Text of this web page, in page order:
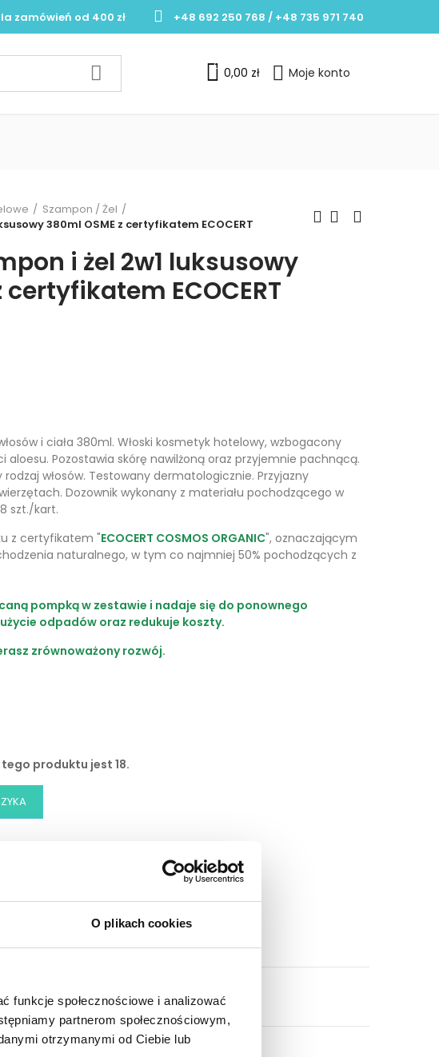
O plikach cookies
funkcje społecznościowe i analizować
partnerom społecznościowym,
otrzymanymi od Ciebie lub
zamówień od 400 zł +48 692 250 768 / +48 735 971 740
0 0,00 zł Moje konto
Szampon / Żel
380ml OSME z certyfikatem ECOCERT
i żel 2w1 luksusowy
certyfikatem ECOCERT
i ciała 380ml. Włoski kosmetyk hotelowy, wzbogacony
aloesu. Pozostawia skórę nawilżoną oraz przyjemnie pachnącą.
włosów. Testowany dermatologicznie. Przyjazny
Dozownik wykonany z materiału pochodzącego w
szt./kart.
z certyfikatem "ECOCERT COSMOS ORGANIC", oznaczającym
naturalnego, w tym co najmniej 50% pochodzących z
pompką w zestawie i nadaje się do ponownego
odpadów oraz redukuje koszty.
zrównoważony rozwój.
produktu jest 18.